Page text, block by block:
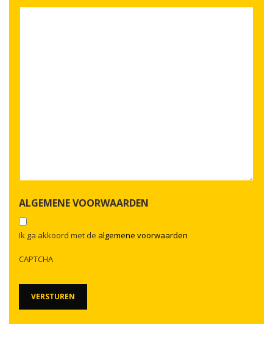
ALGEMENE VOORWAARDEN
Ik ga akkoord met de algemene voorwaarden
CAPTCHA